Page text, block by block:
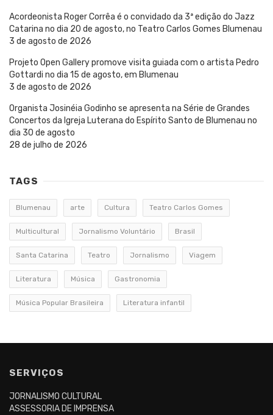
Acordeonista Roger Corrêa é o convidado da 3ª edição do Jazz
Catarina no dia 20 de agosto, no Teatro Carlos Gomes Blumenau
3 de agosto de 2026
Projeto Open Gallery promove visita guiada com o artista Pedro
Gottardi no dia 15 de agosto, em Blumenau
3 de agosto de 2026
Organista Josinéia Godinho se apresenta na Série de Grandes
Concertos da Igreja Luterana do Espírito Santo de Blumenau no
dia 30 de agosto
28 de julho de 2026
TAGS
Blumenau arte Cultura Teatro Carlos Gomes
Multicultural Jornalismo Voluntário Brasil
Santa Catarina Teatro Jornalismo Viagem
Literatura Música Gastronomia
Música Popular Brasileira Literatura infantil
SERVIÇOS
JORNALISMO CULTURAL
ASSESSORIA DE IMPRENSA